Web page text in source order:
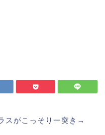
スがこっそり一突き→